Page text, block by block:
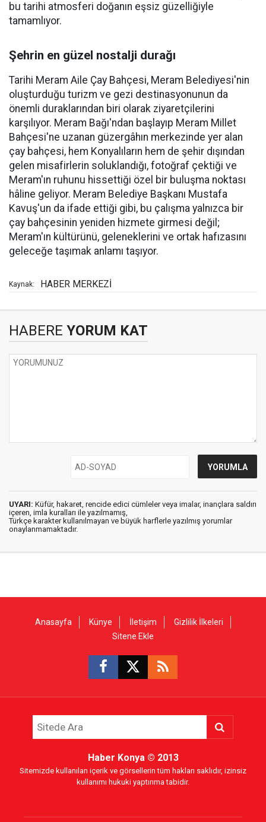
bu tarihi atmosferi doğanın eşsiz güzelliğiyle
tamamlıyor.
Şehrin en güzel nostalji durağı
Tarihi Meram Aile Çay Bahçesi, Meram Belediyesi'nin
oluşturduğu turizm ve gezi destinasyonunun da
önemli duraklarından biri olarak ziyaretçilerini
karşılıyor. Meram Bağı'ndan başlayıp Meram Millet
Bahçesi'ne uzanan güzergâhın merkezinde yer alan
çay bahçesi, hem Konyalıların hem de şehir dışından
gelen misafirlerin soluklandığı, fotoğraf çektiği ve
Meram'ın ruhunu hissettiği özel bir buluşma noktası
hâline geliyor. Meram Belediye Başkanı Mustafa
Kavuş'un da ifade ettiği gibi, bu çalışma yalnızca bir
çay bahçesinin yeniden hizmete girmesi değil;
Meram'ın kültürünü, geleneklerini ve ortak hafızasını
geleceğe taşımak anlamı taşıyor.
Kaynak: HABER MERKEZİ
HABERE YORUM KAT
UYARI: Küfür, hakaret, rencide edici cümleler veya imalar, inançlara saldırı
içeren, imla kuralları ile yazılmamış,
Türkçe karakter kullanılmayan ve büyük harflerle yazılmış yorumlar
onaylanmamaktadır.
Anasayfa Künye İletişim
Gizlilik İlkeleri
Sitene Ekle
Haber Konya© 2013
Sitemizde kullanılan içerik ve görsellerin tüm hakları saklıdır, izinsiz
kullanımı hukuki yaptırıma tabidir.